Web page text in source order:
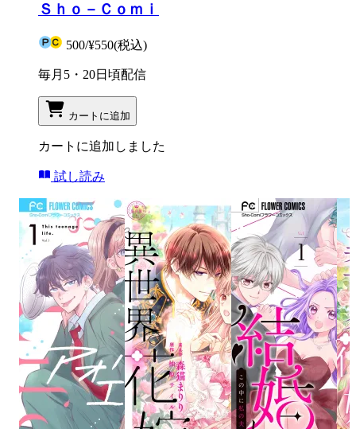
Ｓｈｏ－Ｃｏｍｉ
500/¥550(税込)
毎月5・20日頃配信
カートに追加
カートに追加しました
試し読み